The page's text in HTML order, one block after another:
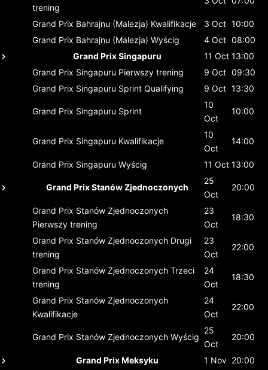
trening
Grand Prix Bahrajnu (Malezja) Kwalifikacje 3 Oct 10:00
Grand Prix Bahrajnu (Malezja) Wyścig 4 Oct 08:00
Grand Prix Singapuru
11 Oct 13:00
Grand Prix Singapuru Pierwszy trening 9 Oct 09:30
Grand Prix Singapuru Sprint Qualifying 9 Oct 13:30
Grand Prix Singapuru Sprint
10
Oct
10:00
Grand Prix Singapuru Kwalifikacje
10
Oct
14:00
Grand Prix Singapuru Wyścig 11 Oct 13:00
Grand Prix Stanów Zjednoczonych
25
Oct
20:00
Grand Prix Stanów Zjednoczonych
Pierwszy trening
23
Oct
18:30
Grand Prix Stanów Zjednoczonych Drugi
trening
23
Oct
22:00
Grand Prix Stanów Zjednoczonych Trzeci
trening
24
Oct
18:30
Grand Prix Stanów Zjednoczonych
Kwalifikacje
24
Oct
22:00
Grand Prix Stanów Zjednoczonych Wyścig
25
Oct
20:00
Grand Prix Meksyku 1 Nov 20:00